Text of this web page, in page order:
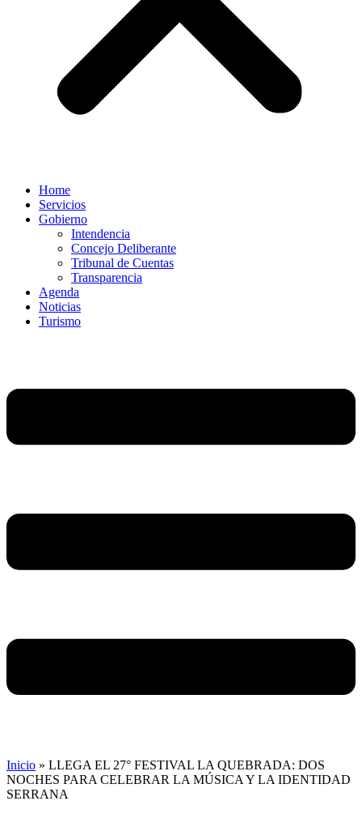
Home
Servicios
Gobierno
Intendencia
Concejo Deliberante
Tribunal de Cuentas
Transparencia
Agenda
Noticias
Turismo
Inicio » LLEGA EL 27° FESTIVAL LA QUEBRADA: DOS
NOCHES PARA CELEBRAR LA MÚSICA Y LA IDENTIDAD
SERRANA